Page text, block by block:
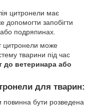
цитронели має
допомогти запобігти
подряпинах.
цитронели може
тварини під час
до ветеринара або
для тварин:
повинна бути розведена